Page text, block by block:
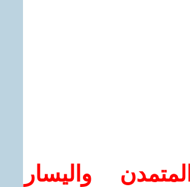
واليسار